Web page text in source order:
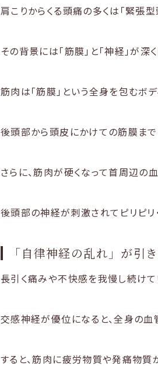
肩こりからくる頭痛の多くは「緊張
その背景には「筋膜」と「神経」が深
筋肉は「筋膜」という全身を包むボ
後頭部から頭皮にかけての筋膜まで
さらに、筋肉が硬くなって首周辺の
後頭部の神経が刺激されてピリピリ
「自律神経の乱れ」が引
長引く痛みや不快感を我慢し続けて
交感神経が優位になると、全身の血
すると、筋肉に疲労物質や発痛物質